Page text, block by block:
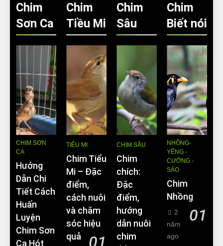
Chim
Sơn Ca
CHIM SƠN
CA
Hướng
Dẫn Chi
Tiết Cách
Huấn
Luyện
Chim Sơn
Ca Hót
Chim
Tiều Mi
TIỂU MI
Chim Tiểu
Mi – Đặc
điểm,
cách nuôi
và chăm
sóc hiệu
quả
01
Chim
Sâu
CHIM SÂU
Chim
chích:
Đặc
điểm,
hướng
dẫn nuôi
chim
Chim
Biết nói
NHỒNG-
YỂNG -
CƯỠNG -
SÁO
Chim
Nhồng
01
2
năm
ago